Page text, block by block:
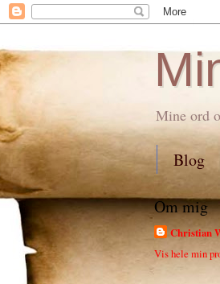
Mine ord
Blog
Om mig
Christian
Vis hele min